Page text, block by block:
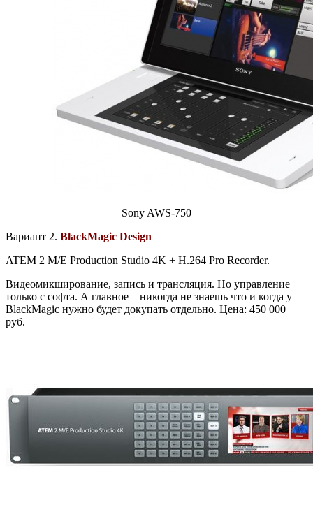
Sony AWS-750
Вариант 2. BlackMagic Design
ATEM 2 M/E Production Studio 4K + H.264 Pro Recorder.
Видеомикширование, запись и трансляция. Но управление
только с софта. А главное – никогда не знаешь что и когда у
BlackMagic нужно будет докупать отдельно. Цена: 450 000
руб.